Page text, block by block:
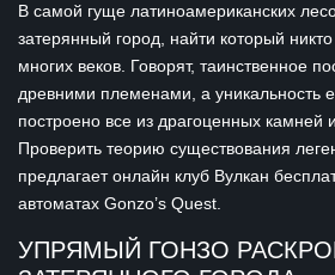
В самой гуще латиноамериканских
затерянный город, найти который
многих веков. Говорят, таинственное
древними племенами, а уникальность
построено все из драгоценных камней
Проверить теорию существования
предлагает онлайн клуб Вулкан
автоматах Gonzo’s Quest.
УПРЯМЫЙ ГОНЗО